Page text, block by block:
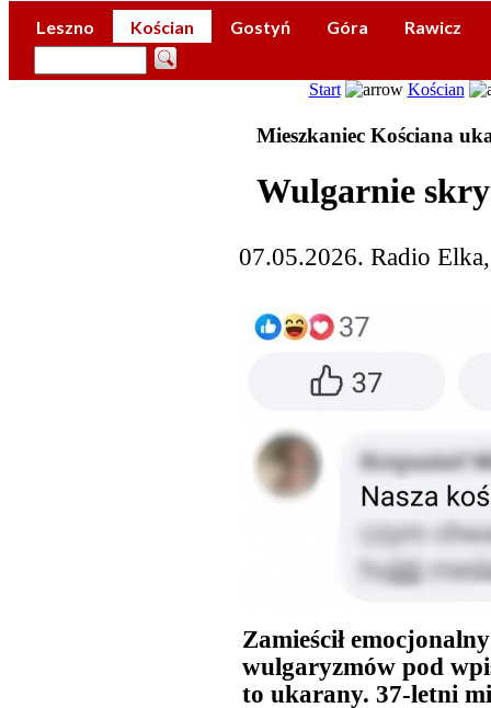
Leszno Kościan Gostyń Góra Rawicz
Start Kościan
Mieszkaniec Kościana
Wulgarnie
07.05.2026. Radio
Zamieścił
wulgaryzmów pod
to ukarany. 37-letni